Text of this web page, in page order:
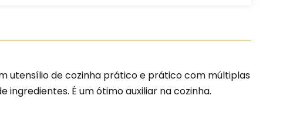
utensílio de cozinha prático e prático com múltiplas
É um ótimo auxiliar na cozinha.